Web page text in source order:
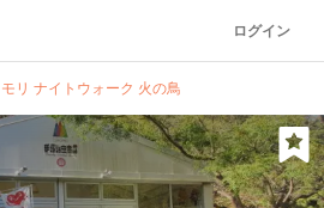
ログイン
リ ナイトウォーク 火の鳥